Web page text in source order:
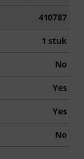
410787
1 stuk
No
Yes
Yes
No